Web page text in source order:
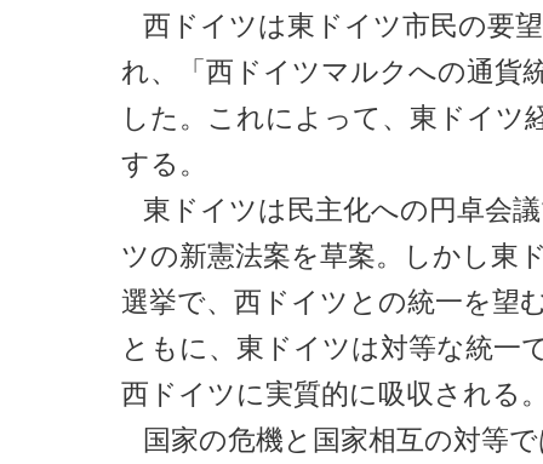
西ドイツは東ドイツ市民の要
れ、「西ドイツマルクへの通貨
した。これによって、東ドイツ
する。
東ドイツは民主化への円卓会
ツの新憲法案を草案。しかし東
選挙で、西ドイツとの統一を望
ともに、東ドイツは対等な統一
西ドイツに実質的に吸収される
国家の危機と国家相互の対等